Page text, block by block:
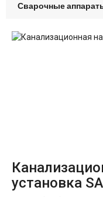
Сварочные
установка